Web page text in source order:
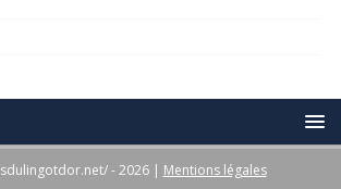
- 2026 | Mentions légales